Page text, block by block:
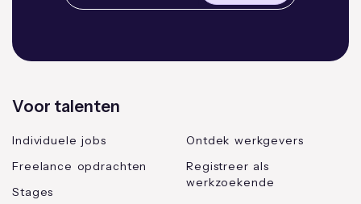
Voor talenten
Individuele jobs
Freelance opdrachten
Stages
Ontdek werkgevers
Registreer als
werkzoekende